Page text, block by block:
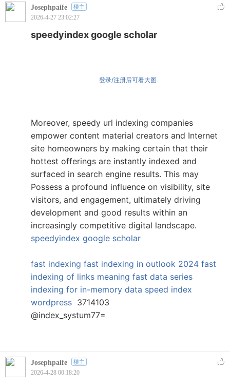
Josephpaife 楼主
2026-4-27 23:02:27
speedyindex google scholar
登录/注册后可看大图
Moreover, speedy url indexing companies
empower content material creators and Internet
site homeowners by making certain that their
hottest offerings are instantly indexed and
surfaced in search engine results. This may
Possess a profound influence on visibility, site
visitors, and engagement, ultimately driving
development and good results within an
increasingly competitive digital landscape.
speedyindex google scholar
fast indexing fast indexing in outlook 2024 fast
indexing of links meaning fast data series
indexing for in-memory data speed index
wordpress 3714103
@index_systum77=
Josephpaife 楼主
2026-4-28 00:18:20